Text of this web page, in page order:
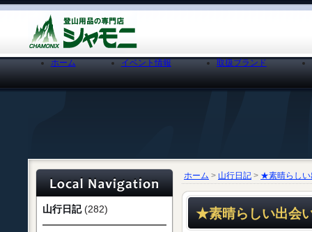
ホーム イベント情報 取扱ブランド
山行日記(282)
ホーム > 山行日記 > ★素晴らし
★素晴らしい出会